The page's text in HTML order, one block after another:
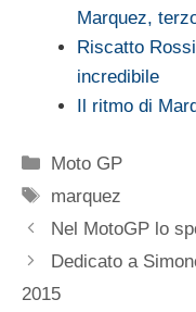
Marquez,
Riscatto
incredibile
Il ritmo di
Categorie
Moto GP
Tag
marquez
Nel MotoGP lo
Dedicato a
2015